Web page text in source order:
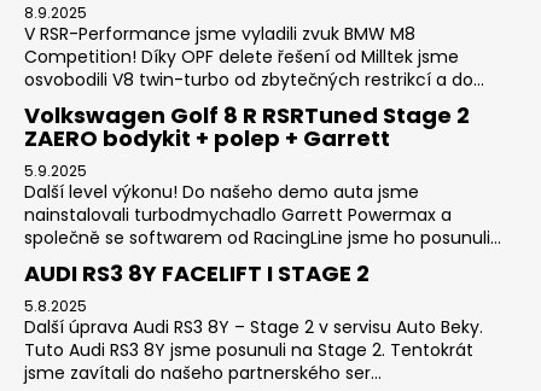
8.9.2025
V RSR-Performance jsme vyladili zvuk BMW M8
Competition! Díky OPF delete řešení od Milltek jsme
osvobodili V8 twin-turbo od zbytečných restrikcí a do...
Volkswagen Golf 8 R RSRTuned Stage 2
ZAERO bodykit + polep + Garrett
5.9.2025
Další level výkonu! Do našeho demo auta jsme
nainstalovali turbodmychadlo Garrett Powermax a
společně se softwarem od RacingLine jsme ho posunuli...
AUDI RS3 8Y FACELIFT I STAGE 2
5.8.2025
Další úprava Audi RS3 8Y – Stage 2 v servisu Auto Beky.
Tuto Audi RS3 8Y jsme posunuli na Stage 2. Tentokrát
jsme zavítali do našeho partnerského ser...